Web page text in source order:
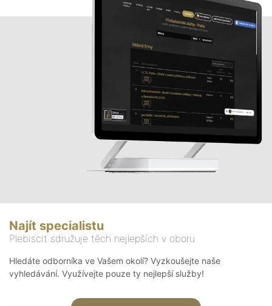
Najít specialistu
Plebiscit sdružuje těch nejlepších v oboru
Hledáte odborníka ve Vašem okolí? Vyzkoušejte naše
vyhledávání. Využívejte pouze ty nejlepší služby!